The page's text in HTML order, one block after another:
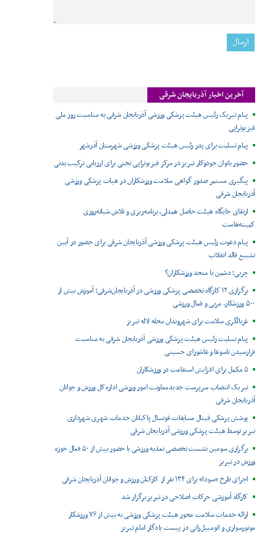
آخرین اخبار آذربایجان شرقی
پیام تبریک رئیس هیئت پزشکی ورزشی آذربایجان شرقی به مناسبت روز ملی
فیزیوتراپی
پیام تسلیت برای پدر رئیس هیئت پزشکی ورزشی شهرستان آذرشهر
حضور بانوان جودوکار تبریز در مرکز فیزیوتراپی تختی برای ارزیابی ترکیب بدنی
پیگیری مستمر صدور گواهی سلامت ورزشکاران در هیات پزشکی ورزشی
آذربایجان شرقی
ارتقای جایگاه هیئت حاصل همدلی، برنامه‌ریزی و تلاش شبانه‌روزی
کمیته‌هاست
پیام دعوت رئیس هیئت پزشکی ورزشی آذربایجان شرقی برای حضور در آیین
تشییع قائد انقلاب
چربی؛ دشمن یا متحد ورزشکاران؟
برگزاری ۱۲ کارگاه تخصصی پزشکی ورزشی در آذربایجان‌شرقی؛ آموزش بیش از
۵۰۰ ورزشکار، مربی و فعال ورزشی
غربالگری سلامت برای شهروندان محله لاله تبریز
پیام تسلیت رئیس هیئت پزشکی ورزشی آذربایجان شرقی به مناسبت
فرارسیدن تاسوعا و عاشورای حسینی
۵ مکمل برای افزایش استقامت در ورزشکاران
تبریک انتصاب سرپرست جدیدمعاونت امور ورزشی اداره‌کل ورزش و جوانان
آذربایجان شرقی
پوشش پزشکی فینال مسابقات فوتسال پاکبانان خدمات شهری شهرداری
تبریز توسط هیئت پزشکی ورزشی آذربایجان شرقی
برگزاری سومین نشست تخصصی تغذیه ورزشی با حضور بیش از ۵۰ فعال حوزه
ورزش در تبریز
اجرای طرح «سودا» برای ۱۳۴ نفر از کارکنان ورزش و جوانان آذربایجان شرقی
کارگاه آموزشی حرکات اصلاحی در تبریز برگزار شد
ارائه خدمات سلامت محور هیئت پزشکی ورزشی به بیش از ۷۶ ورزشکار
موتورسواری و اتومبیل‌رانی در پیست یادگار امام تبریز